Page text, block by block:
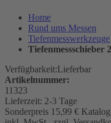
Home
Rund ums Messen
Tiefenmesswerkzeuge
Tiefenmessschieber
Verfügbarkeit:Lieferbar
Artikelnummer:
11323
Lieferzeit: 2-3 Tage
Sonderpreis 15,99 €